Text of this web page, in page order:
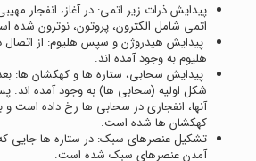
پیدایش ذرات زیر اتمی: در آغاز، انفجار
اتمی شامل الکترون، پروتون، نوترون شده
پیدایش هیدروژن و سپس هلیوم: از اتصال
هلیوم به وجود آمده اند.
پیدایش سحابی، ستاره ها و کهکشان ها:
شکل اولیه (سحابی ها) به وجود آمده اند.
آنها، انفجاری در سحابی ها رخ داده است
کهکشان ها شده است.
تشکیل عنصرهای سبک: در ستاره ها جایی
آمدن عنصرهای سبک شده است.